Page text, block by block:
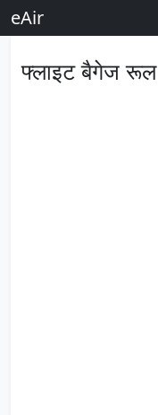
eAir
फ्लाइट बैगेज रूल